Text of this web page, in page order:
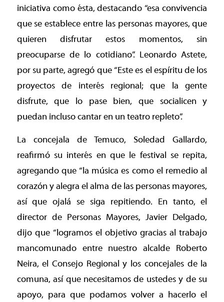
iniciativa como ésta, destacando “esa convivencia
que se establece entre las personas mayores, que
quieren disfrutar estos momentos, sin
preocuparse de lo cotidiano”. Leonardo Astete,
por su parte, agregó que “Este es el espíritu de los
proyectos de interés regional; que la gente
disfrute, que lo pase bien, que socialicen y
puedan incluso cantar en un teatro repleto”.
La concejala de Temuco, Soledad Gallardo,
reafirmó su interés en que le festival se repita,
agregando que “la música es como el remedio al
corazón y alegra el alma de las personas mayores,
así que ojalá se siga repitiendo. En tanto, el
director de Personas Mayores, Javier Delgado,
dijo que “logramos el objetivo gracias al trabajo
mancomunado entre nuestro alcalde Roberto
Neira, el Consejo Regional y los concejales de la
comuna, así que necesitamos de ustedes y de su
apoyo, para que podamos volver a hacerlo el